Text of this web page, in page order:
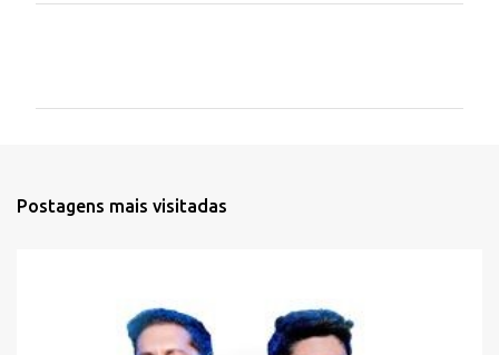
Postagens mais visitadas